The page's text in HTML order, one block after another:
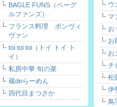
BAGLE FUNS（ベーグ
ルファンズ）
フランス料理 ボンヴィ
ヴァン
toi toi toi（トイ トイ ト
イ）
私房中華 旬の菜
蔵deらーめん
四代目まつさか
ウ
マ
お
お
お
チ
松
伊
鳥